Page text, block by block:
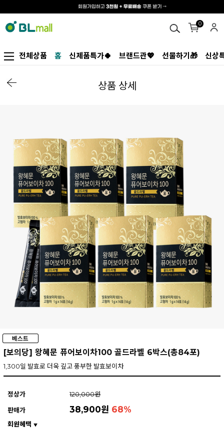
0
전체상품 홈 신제품특가🍀 브랜드관💖 선물하기🎁 신상
상품 상세
[보의당] 왕혜문 퓨어보이차100 골드라벨 6박스(총84포)
1,300일 발효로 더욱 깊고 풍부한 발효보이차
정상가
120,000원
판매가
38,900원 68%
회원혜택 ▼